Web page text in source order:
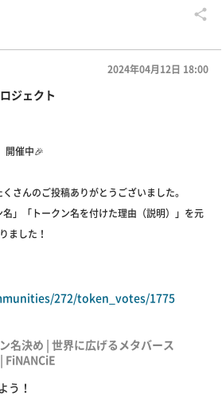
ジェクト
2024年04月12日 18:00
開催中🎉
さんのご投稿ありがとうございました。
名」「トークン名を付けた理由（説明）」を元
ました！
272/token_votes/1775
名決め | 世界に広げるメタバース
FiNANCiE
う！